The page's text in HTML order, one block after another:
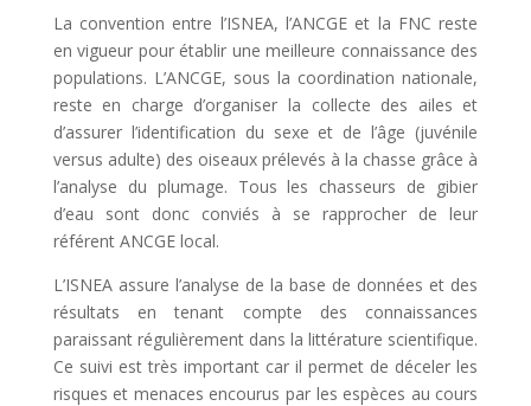
La convention entre l’ISNEA, l’ANCGE et la FNC reste
en vigueur pour établir une meilleure connaissance des
populations. L’ANCGE, sous la coordination nationale,
reste en charge d’organiser la collecte des ailes et
d’assurer l’identification du sexe et de l’âge (juvénile
versus adulte) des oiseaux prélevés à la chasse grâce à
l’analyse du plumage. Tous les chasseurs de gibier
d’eau sont donc conviés à se rapprocher de leur
référent ANCGE local.
L’ISNEA assure l’analyse de la base de données et des
résultats en tenant compte des connaissances
paraissant régulièrement dans la littérature scientifique.
Ce suivi est très important car il permet de déceler les
risques et menaces encourus par les espèces au cours